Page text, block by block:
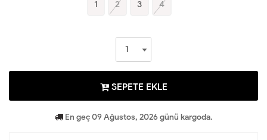
1 2 3 4
SEPETE EKLE
En geç 09 Ağustos, 2026 günü kargoda.